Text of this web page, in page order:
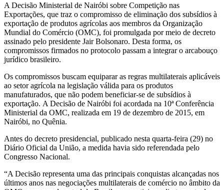
A Decisão Ministerial de Nairóbi sobre Competição nas
Exportações, que traz o compromisso de eliminação dos subsídios à
exportação de produtos agrícolas aos membros da Organização
Mundial do Comércio (OMC), foi promulgada por meio de decreto
assinado pelo presidente Jair Bolsonaro. Desta forma, os
compromissos firmados no protocolo passam a integrar o arcabouço
jurídico brasileiro.
Os compromissos buscam equiparar as regras multilaterais aplicáveis
ao setor agrícola na legislação válida para os produtos
manufaturados, que não podem beneficiar-se de subsídios à
exportação. A Decisão de Nairóbi foi acordada na 10ª Conferência
Ministerial da OMC, realizada em 19 de dezembro de 2015, em
Nairóbi, no Quênia.
Antes do decreto presidencial, publicado nesta quarta-feira (29) no
Diário Oficial da União, a medida havia sido referendada pelo
Congresso Nacional.
“A Decisão representa uma das principais conquistas alcançadas nos
últimos anos nas negociações multilaterais de comércio no âmbito da